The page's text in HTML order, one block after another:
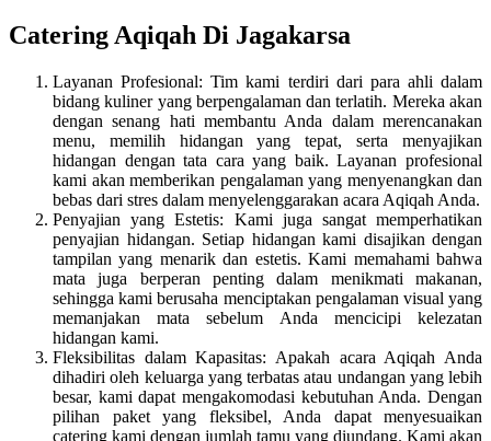
Catering Aqiqah Di Jagakarsa
Layanan Profesional: Tim kami terdiri dari para ahli dalam
bidang kuliner yang berpengalaman dan terlatih. Mereka akan
dengan senang hati membantu Anda dalam merencanakan
menu, memilih hidangan yang tepat, serta menyajikan
hidangan dengan tata cara yang baik. Layanan profesional
kami akan memberikan pengalaman yang menyenangkan dan
bebas dari stres dalam menyelenggarakan acara Aqiqah Anda.
Penyajian yang Estetis: Kami juga sangat memperhatikan
penyajian hidangan. Setiap hidangan kami disajikan dengan
tampilan yang menarik dan estetis. Kami memahami bahwa
mata juga berperan penting dalam menikmati makanan,
sehingga kami berusaha menciptakan pengalaman visual yang
memanjakan mata sebelum Anda mencicipi kelezatan
hidangan kami.
Fleksibilitas dalam Kapasitas: Apakah acara Aqiqah Anda
dihadiri oleh keluarga yang terbatas atau undangan yang lebih
besar, kami dapat mengakomodasi kebutuhan Anda. Dengan
pilihan paket yang fleksibel, Anda dapat menyesuaikan
catering kami dengan jumlah tamu yang diundang. Kami akan